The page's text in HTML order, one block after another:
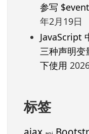
参写
年2月19日
JavaScript
三种声明变
下使用
标签